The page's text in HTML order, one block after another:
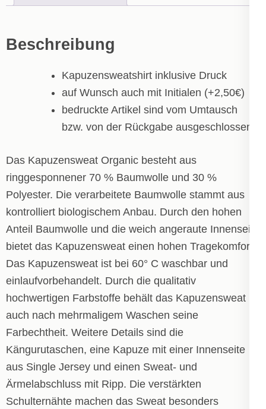
Beschreibung
Kapuzensweatshirt inklusive Druck
auf Wunsch auch mit Initialen (+2,50€)
bedruckte Artikel sind vom Umtausch
bzw. von der Rückgabe ausgeschlossen!
Das Kapuzensweat Organic besteht aus
ringgesponnener 70 % Baumwolle und 30 %
Polyester. Die verarbeitete Baumwolle stammt aus
kontrolliert biologischem Anbau. Durch den hohen
Anteil Baumwolle und die weich angeraute Innenseite
bietet das Kapuzensweat einen hohen Tragekomfort.
Das Kapuzensweat ist bei 60° C waschbar und
einlaufvorbehandelt. Durch die qualitativ
hochwertigen Farbstoffe behält das Kapuzensweat
auch nach mehrmaligem Waschen seine
Farbechtheit. Weitere Details sind die
Kängurutaschen, eine Kapuze mit einer Innenseite
aus Single Jersey und einen Sweat- und
Ärmelabschluss mit Ripp. Die verstärkten
Schulternähte machen das Sweat besonders